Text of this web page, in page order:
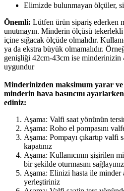
Elimizde bulunmayan ölçüler,
Önemli: Lütfen ürün sipariş ederken
unutmayın. Minderin ölçüsü
içine sığacak ölçüde olmalıdır.
ya da ekstra büyük olmamalıdır.
genişliği 42cm-43cm ise minderinizin
uygundur
Minderinizden maksimum yarar ve
minderin hava basıncını
ediniz:
Aşama: Valfi saat yönünün
Aşama: Roho el pompasını
Aşama: Pompayı çıkartıp valfi
kapatınız
Aşama: Kullanıcının şişirilen
bir şekilde oturmasını sağlayınız
Aşama: Elinizi hasta ile minder
yerleştiriniz